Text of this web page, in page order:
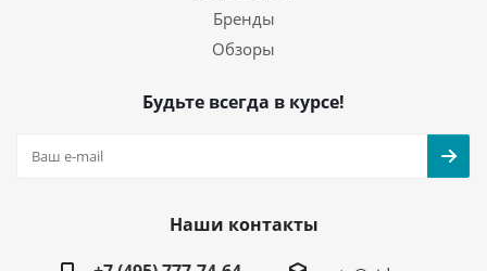
Бренды
Обзоры
Будьте всегда в курсе!
Наши контакты